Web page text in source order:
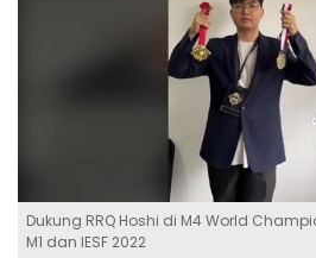
Dukung RRQ Hoshi di M4 World
M1 dan IESF 2022